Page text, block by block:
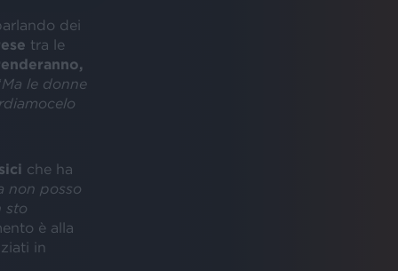
dei
tra le
Ma le donne
che ha
non posso
sto
è alla
in